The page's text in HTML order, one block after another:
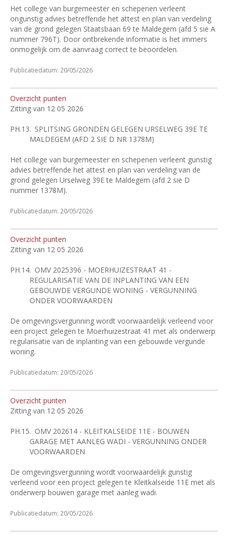
Het college van burgemeester en schepenen verleent
ongunstig advies betreffende het attest en plan van verdeling
van de grond gelegen Staatsbaan 69 te Maldegem (afd 5 sie A
nummer 796T). Door ontbrekende informatie is het immers
onmogelijk om de aanvraag correct te beoordelen.
Publicatiedatum: 20/05/2026
Overzicht punten
Zitting van 12 05 2026
PH.13. SPLITSING GRONDEN GELEGEN URSELWEG 39E TE
MALDEGEM (AFD 2 SIE D NR 1378M)
Het college van burgemeester en schepenen verleent gunstig
advies betreffende het attest en plan van verdeling van de
grond gelegen Urselweg 39E te Maldegem (afd 2 sie D
nummer 1378M).
Publicatiedatum: 20/05/2026
Overzicht punten
Zitting van 12 05 2026
PH.14. OMV 2025396 - MOERHUIZESTRAAT 41 -
REGULARISATIE VAN DE INPLANTING VAN EEN
GEBOUWDE VERGUNDE WONING - VERGUNNING
ONDER VOORWAARDEN
De omgevingsvergunning wordt voorwaardelijk verleend voor
een project gelegen te Moerhuizestraat 41 met als onderwerp
regularisatie van de inplanting van een gebouwde vergunde
woning.
Publicatiedatum: 20/05/2026
Overzicht punten
Zitting van 12 05 2026
PH.15. OMV 202614 - KLEITKALSEIDE 11E - BOUWEN
GARAGE MET AANLEG WADI - VERGUNNING ONDER
VOORWAARDEN
De omgevingsvergunning wordt voorwaardelijk gunstig
verleend voor een project gelegen te Kleitkalseide 11E met als
onderwerp bouwen garage met aanleg wadi.
Publicatiedatum: 20/05/2026